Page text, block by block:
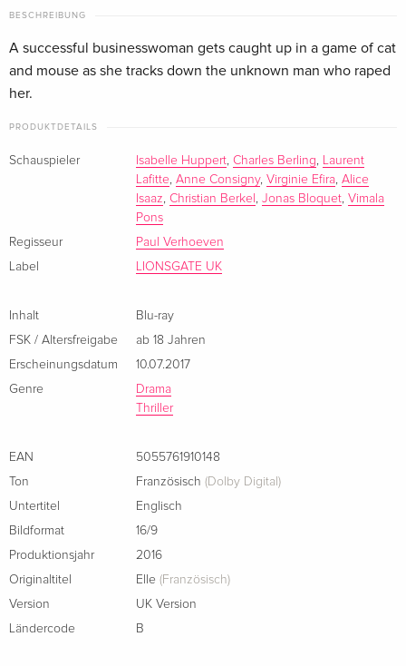
Standard Edition
Standard Edition
Italienisch
vergriffen
BESCHREIBUNG
A successful businesswoman gets caught up in a game of cat
and mouse as she tracks down the unknown man who raped
her.
PRODUKTDETAILS
Schauspieler Isabelle Huppert, Charles Berling, Laurent
Lafitte, Anne Consigny, Virginie Efira, Alice
Isaaz, Christian Berkel , Jonas Bloquet, Vimala
Pons
Regisseur
Paul Verhoeven
Label
LIONSGATE UK
Inhalt
Blu-ray
FSK / Altersfreigabe
ab 18 Jahren
Erscheinungsdatum
10.07.2017
Genre
Drama
Thriller
EAN
5055761910148
Ton
Französisch (Dolby Digital)
Untertitel
Englisch
Bildformat
16/9
Produktionsjahr
2016
Originaltitel
Elle (Französisch)
Version
UK Version
Ländercode
B